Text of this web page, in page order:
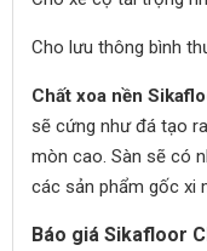
Cho lưu thông bình
Chất xoa nền
sẽ cứng như đá tạo
mòn cao. Sàn sẽ có
các sản phẩm gốc xi
Báo giá Sikafloor